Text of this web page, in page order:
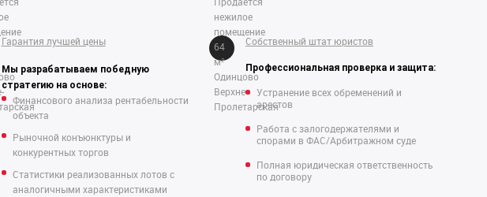
Гарантия лучшей цены
Мы разрабатываем победную
стратегию на основе:
Финансового анализа рентабельности
объекта
Рыночной конъюнктуры и
конкурентных торгов
Статистики реализованных лотов с
аналогичными характеристиками
Собственный штат юристов
Профессиональная проверка и защита:
Устранение всех обременений и
арестов
Работа с залогодержателями и
спорами в ФАС/Арбитражном суде
Полная юридическая ответственность
по договору